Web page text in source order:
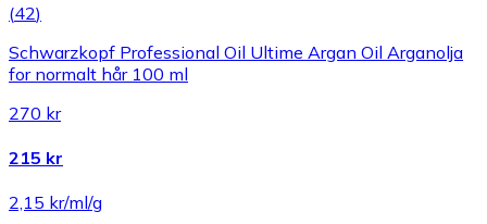
(42)
Schwarzkopf Professional Oil Ultime Argan Oil Arganolja
for normalt hår 100 ml
270 kr
215 kr
2,15 kr/ml/g